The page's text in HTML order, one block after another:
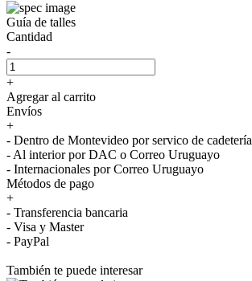
Guía de talles
Cantidad
-
+
Agregar al carrito
Envíos
+
- Dentro de Montevideo por servico de cadetería
- Al interior por DAC o Correo Uruguayo
- Internacionales por Correo Uruguayo
Métodos de pago
+
- Transferencia bancaria
- Visa y Master
- PayPal
También te puede interesar